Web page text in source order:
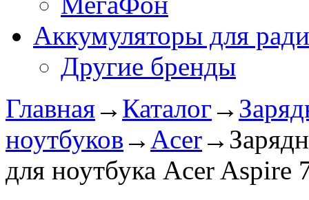
Аккумуляторы для
Другие бренды
Главная→ Каталог →
ноутбуков → Acer→
для ноутбука Acer Aspire